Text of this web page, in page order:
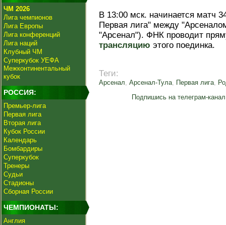
ЧМ 2026
Лига чемпионов
Лига Европы
Лига конференций
Лига наций
Клубный ЧМ
Суперкубок УЕФА
Межконтинентальный
кубок
РОССИЯ:
Премьер-лига
Первая лига
Вторая лига
Кубок России
Календарь
Бомбардиры
Суперкубок
Тренеры
Судьи
Стадионы
Сборная России
ЧЕМПИОНАТЫ:
Англия
В 13:00 мск. начинается матч
Первая лига" между
"Арсенал"). ФНК проводит
трансляцию этого поединка.
Теги:
Арсенал, Арсенал-Тула, Первая лига,
Подпишись на телеграм-